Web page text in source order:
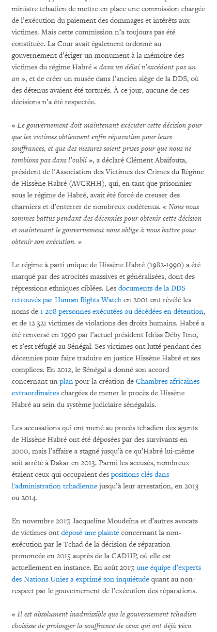
ministre tchadien de mettre en place une commission chargée
de l’exécution du paiement des dommages et intérêts aux
victimes. Mais cette commission n’a toujours pas été
constituée. La Cour avait également ordonné au
gouvernement d’ériger un monument à la mémoire des
victimes du régime Habré « dans un délai n’excédant pas un
an », et de créer un musée dans l’ancien siège de la DDS, où
des détenus avaient été torturés. À ce jour, aucune de ces
décisions n’a été respectée.
« Le gouvernement doit maintenant exécuter cette décision pour
que les victimes obtiennent enfin réparation pour leurs
souffrances, et que des mesures soient prises pour que nous ne
tombions pas dans l’oubli», a déclaré Clément Abaifouta,
président de l’Association des Victimes des Crimes du Régime
de Hissène Habré (AVCRHH), qui, en tant que prisonnier
sous le régime de Habré, avait été forcé de creuser des
charniers et d’enterrer de nombreux codétenus. « Nous nous
sommes battus pendant des décennies pour obtenir cette décision
et maintenant le gouvernement nous oblige à nous battre pour
obtenir son exécution. »
Le régime à parti unique de Hissène Habré (1982-1990) a été
marqué par des atrocités massives et généralisées, dont des
répressions ethniques ciblées. Les documents de la DDS
retrouvés par Human Rights Watchen 2001 ont révélé les
noms de 1 208 personnes exécutées ou décédées en détention,
et de 12 321 victimes de violations des droits humains. Habré a
été renversé en 1990 par l’actuel président Idriss Déby Itno,
et s’est réfugié au Sénégal. Ses victimes ont lutté pendant des
décennies pour faire traduire en justice Hissène Habré et ses
complices. En 2012, le Sénégal a donné son accord
concernant un plan pour la création de Chambres africaines
extraordinaires chargées de mener le procès de Hissène
Habré au sein du système judiciaire sénégalais.
Les accusations qui ont mené au procès tchadien des agents
de Hissène Habré ont été déposées par des survivants en
2000, mais l’affaire a stagné jusqu’à ce qu’Habré lui-même
soit arrêté à Dakar en 2013. Parmi les accusés, nombreux
étaient ceux qui occupaient des positions clés dans
l'administration tchadienne jusqu’à leur arrestation, en 2013
ou 2014.
En novembre 2017, Jacqueline Moudeïna et d’autres avocats
de victimes ont déposé une plainte concernant la non-
exécution par le Tchad de la décision de réparation
prononcée en 2015 auprès de la CADHP, où elle est
actuellement en instance. En août 2017, une équipe d’experts
des Nations Unies a exprimé son inquiétude quant au non-
respect par le gouvernement de l’exécution des réparations.
« Il est absolument inadmissible que le gouvernement tchadien
choisisse de prolonger la souffrance de ceux qui ont déjà vécu